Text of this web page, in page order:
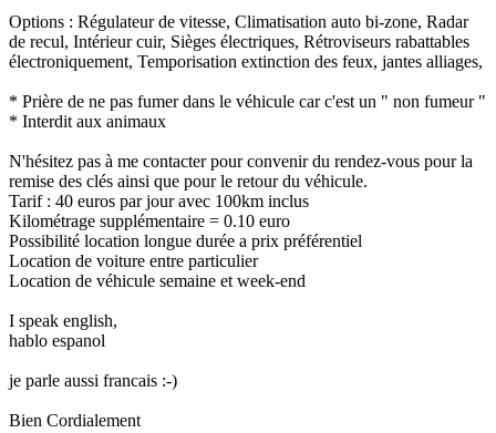
Options : Régulateur de vitesse, Climatisation auto bi-zone, Radar
de recul, Intérieur cuir, Sièges électriques, Rétroviseurs rabattables
électroniquement, Temporisation extinction des feux, jantes alliages,
* Prière de ne pas fumer dans le véhicule car c'est un " non fumeur "
* Interdit aux animaux
N'hésitez pas à me contacter pour convenir du rendez-vous pour la
remise des clés ainsi que pour le retour du véhicule.
Tarif : 40 euros par jour avec 100km inclus
Kilométrage supplémentaire = 0.10 euro
Possibilité location longue durée a prix préférentiel
Location de voiture entre particulier
Location de véhicule semaine et week-end
I speak english,
hablo espanol
je parle aussi francais :-)
Bien Cordialement